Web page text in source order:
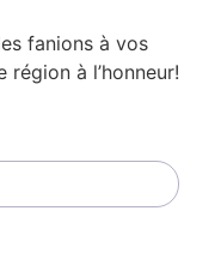
fanions à vos
à l’honneur!